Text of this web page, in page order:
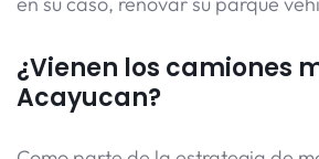
¿Vienen los camiones
Acayucan?